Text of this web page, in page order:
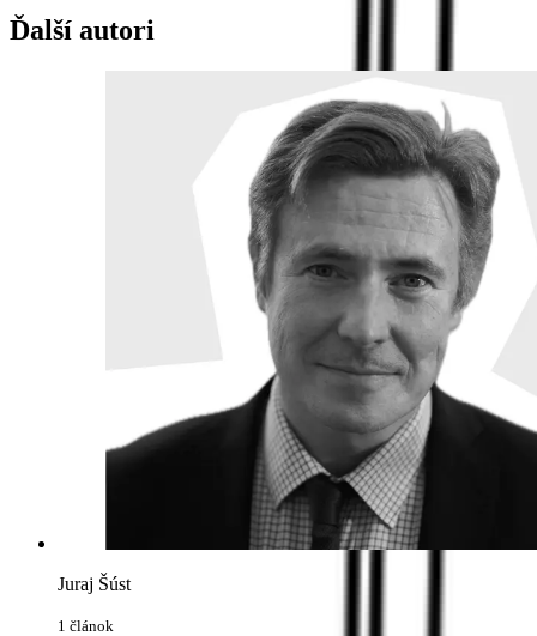
Ďalší autori
Juraj Šúst
1 článok